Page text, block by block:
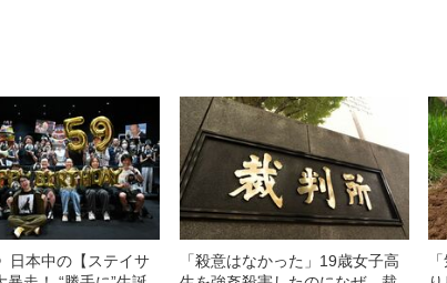
日本中の【ステイサ
「殺意はなかった」19歳女子高